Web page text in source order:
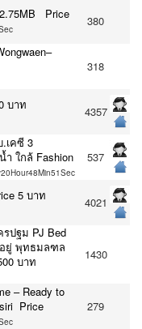
2.75MB Price
380
318
บาท
4357
เคซี 3
ใกล้ Fashion
537
5 บาท
4021
ปฐม PJ Bed
ยู่ พุทธมลฑล
บาท
1430
– Ready to
Price
279